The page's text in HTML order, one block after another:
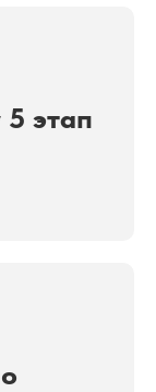
этап